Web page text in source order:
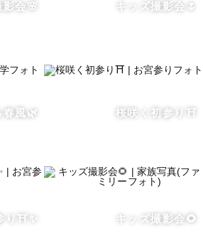
・ウェディング🌿-------------
巻き戻せない一瞬が次々と訪れま
に収めます。
「自然体で残したい」「この場所で
の瞬間を、全力で残します✨
影会🌸 キッズ撮影会🌷
春風🌿 桜咲く初参り⛩️
り⛩️✨ キッズ撮影会🌻